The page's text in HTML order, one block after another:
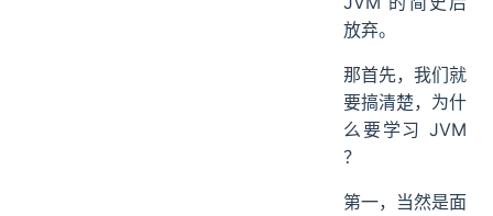
放弃。
那首先，我们就
要搞清楚，为什
么要学习 JVM
？
第一，当然是面